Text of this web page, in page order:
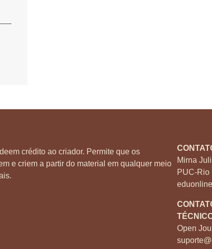
crédito ao criador. Permite que os
e criem a partir do material em qualquer meio
Mirna
PUC-Rio
Open